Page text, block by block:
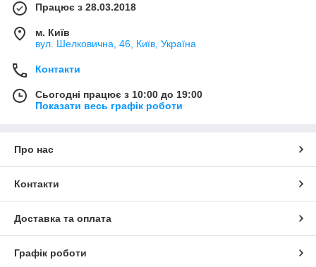
шкідливих речовин);
стабільність і передбачуваність кольору;
стійкість до ультрафіолету і рівномірне вицвітання з
Пігменти для татуажу і микроблейдинга розрізняються за
Основа пігменту для татуажу може бути:
Неорганическая- это наиболее стойкие красители,
Синтетическая органическая
получаемые из природного сырья с помощью ряда
химических реакций. Такие пигменты не содержат
Працює з 28.03.2018
м. Київ
вул. Шелковична, 46, Київ, Україна
Контакти
Сьогодні працює з 10:00 до 19:00
Показати весь графік роботи
Про нас
Контакти
Доставка та оплата
Графік роботи